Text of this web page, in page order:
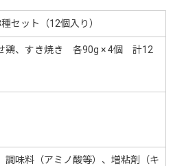
セット（12個入り）
鶏、すき焼き 各90g × 4個 計12
調味料（アミノ酸等）、増粘剤（キ